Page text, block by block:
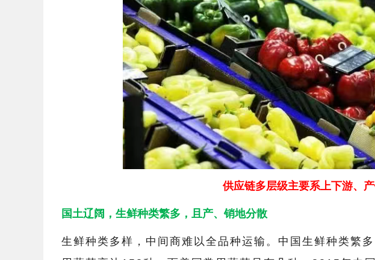
供应链多层级主要系上下游、
国土辽阔，生鲜种类繁多，且产、销地分散
生鲜种类多样，中间商难以全品种运输。中国生鲜种类繁